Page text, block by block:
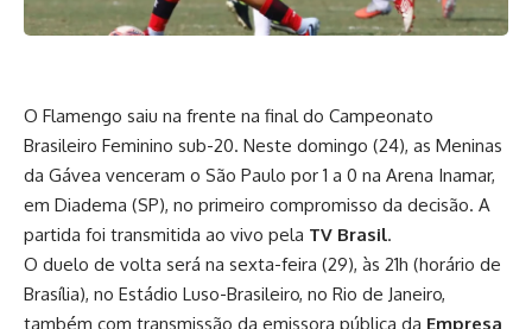
O Flamengo saiu na frente na final do Campeonato
Brasileiro Feminino sub-20. Neste domingo (24), as Meninas
da Gávea venceram o São Paulo por 1 a 0 na Arena Inamar,
em Diadema (SP), no primeiro compromisso da decisão. A
partida foi transmitida ao vivo pela TV Brasil.
O duelo de volta será na sexta-feira (29), às 21h (horário de
Brasília), no Estádio Luso-Brasileiro, no Rio de Janeiro,
também com transmissão da emissora pública da Empresa